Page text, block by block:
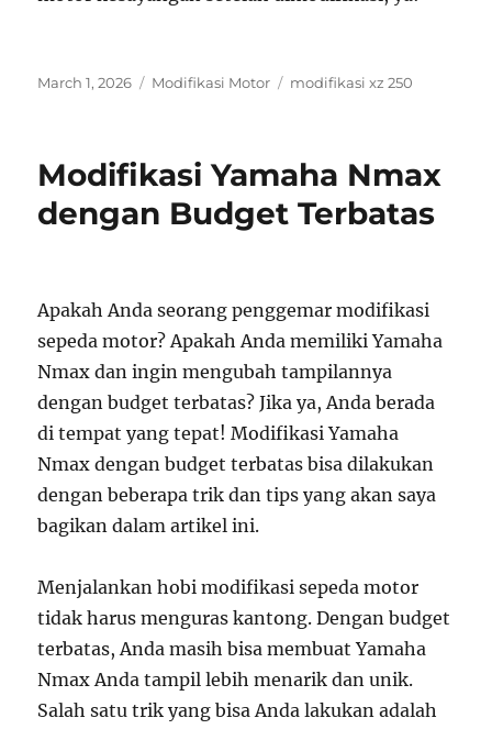
Posted
March 1, 2026 Categories
Modifikasi Motor Tags
modifikasi xz 250
Modifikasi Yamaha Nmax
dengan Budget Terbatas
Apakah Anda seorang penggemar modifikasi
sepeda motor? Apakah Anda memiliki Yamaha
Nmax dan ingin mengubah tampilannya
dengan budget terbatas? Jika ya, Anda berada
di tempat yang tepat! Modifikasi Yamaha
Nmax dengan budget terbatas bisa dilakukan
dengan beberapa trik dan tips yang akan saya
bagikan dalam artikel ini.
Menjalankan hobi modifikasi sepeda motor
tidak harus menguras kantong. Dengan budget
terbatas, Anda masih bisa membuat Yamaha
Nmax Anda tampil lebih menarik dan unik.
Salah satu trik yang bisa Anda lakukan adalah